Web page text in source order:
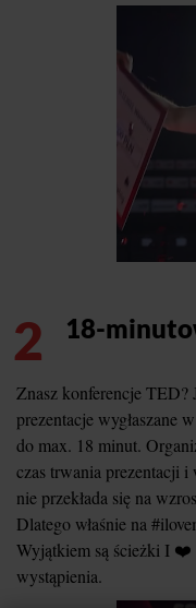
2 18-
Znasz konferencje TED?
prezentacje wygłaszane
do max. 18 minut.
czas trwania prezentacji
nie przekłada się na
Dlatego właśnie na
Wyjątkiem są ścieżki I ❤️
wystąpienia.